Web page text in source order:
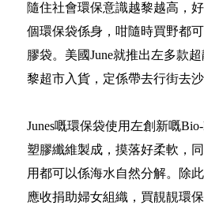
隨住社會環保意識越黎越高，
個環保袋係身，咁隨時買野都
膠袋。美國June就推出左多款
黎超市入貨，定係帶去行街去
Junes嘅環保袋使用左創新嘅
塑膠纖維製成，摸落好柔軟，
用都可以係海水自然分解。除
應收捐助婦女組織，買靚靚環